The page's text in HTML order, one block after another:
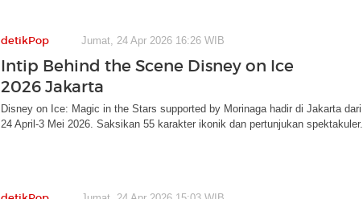
detikPop Jumat, 24 Apr 2026 16:26 WIB
Intip Behind the Scene Disney on Ice
2026 Jakarta
Disney on Ice: Magic in the Stars supported by Morinaga hadir di Jakarta dari
24 April-3 Mei 2026. Saksikan 55 karakter ikonik dan pertunjukan spektakuler.